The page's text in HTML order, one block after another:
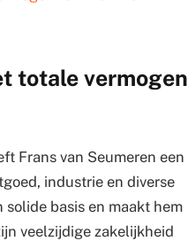
totale vermogen
Frans van Seumeren een
industrie en diverse
basis en maakt hem
veelzijdige zakelijkheid